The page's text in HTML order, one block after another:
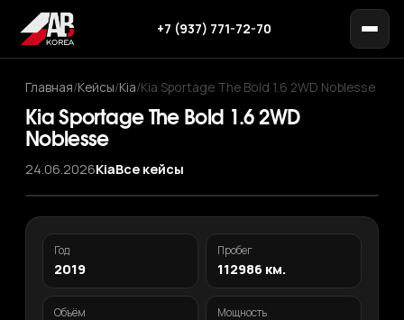
+7 (937) 771-72-70
Главная/Кейсы/Kia/Kia Sportage The Bold 1.6 2WD Noblesse
Kia Sportage The Bold 1.6 2WD
Noblesse
24.06.2026KiaВсе кейсы
‹
›
1/ 11
Год
2019
Пробег
112986 км.
Объём Мощность